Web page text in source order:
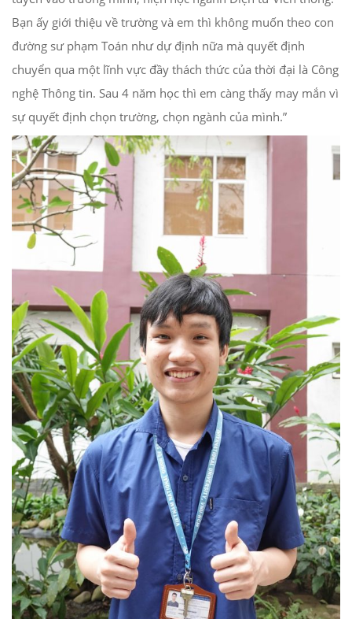
Bạn ấy giới thiệu về trường và em thì không muốn theo con
đường sư phạm Toán như dự định nữa mà quyết định
chuyển qua một lĩnh vực đầy thách thức của thời đại là Công
nghệ Thông tin. Sau 4 năm học thì em càng thấy may mắn vì
sự quyết định chọn trường, chọn ngành của mình.”